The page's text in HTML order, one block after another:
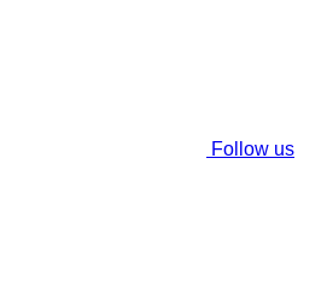
Follow us